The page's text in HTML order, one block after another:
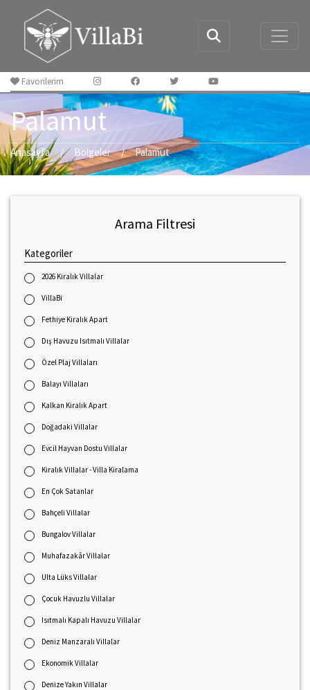
Favorilerim
Palamut
Anasayfa Bölgeler Palamut
Arama Filtresi
Kategoriler
2026 Kiralık Villalar
VillaBi
Fethiye Kiralık Apart
Dış Havuzu Isıtmalı Villalar
Özel Plaj Villaları
Balayı Villaları
Kalkan Kiralık Apart
Doğadaki Villalar
Evcil Hayvan Dostu Villalar
Kiralık Villalar - Villa Kiralama
En Çok Satanlar
Bahçeli Villalar
Bungalov Villalar
Muhafazakâr Villalar
Ulta Lüks Villalar
Çocuk Havuzlu Villalar
Isıtmalı Kapalı Havuzu Villalar
Deniz Manzaralı Villalar
Ekonomik Villalar
Denize Yakın Villalar